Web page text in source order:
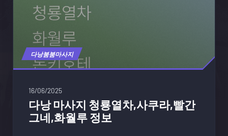
다낭붐붐마사지
16/06/2025
다낭 마사지 청룡열차,사쿠라,빨간
그네,화월루 정보